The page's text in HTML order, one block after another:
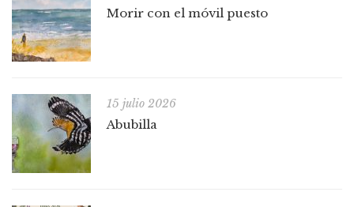
Morir con el móvil puesto
15 julio 2026
Abubilla